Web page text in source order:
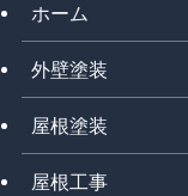
ホーム
外壁塗装
屋根塗装
屋根工事